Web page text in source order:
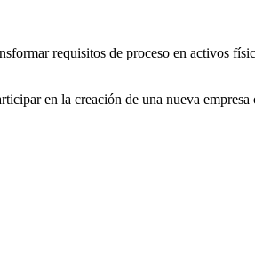
requisitos de proceso en activos
en la creación de una nueva